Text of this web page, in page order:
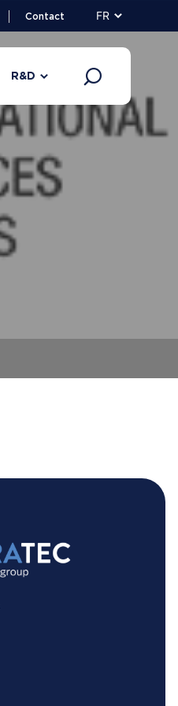
R&D
Contact FR